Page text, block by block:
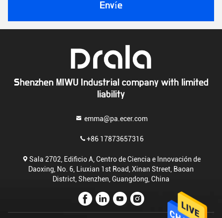
Envíe
Shenzhen MIWU Industrial company with limited
liability
emma@pa.ecer.com
+86 17873657316
Sala 2702, Edificio A, Centro de Ciencia e Innovación de
Daoxing, No. 6, Liuxian 1st Road, Xinan Street, Baoan
District, Shenzhen, Guangdong, China